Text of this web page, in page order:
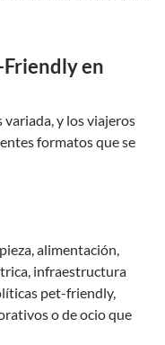
en
y los viajeros
formatos que se
alimentación,
infraestructura
pet-friendly,
o de ocio que